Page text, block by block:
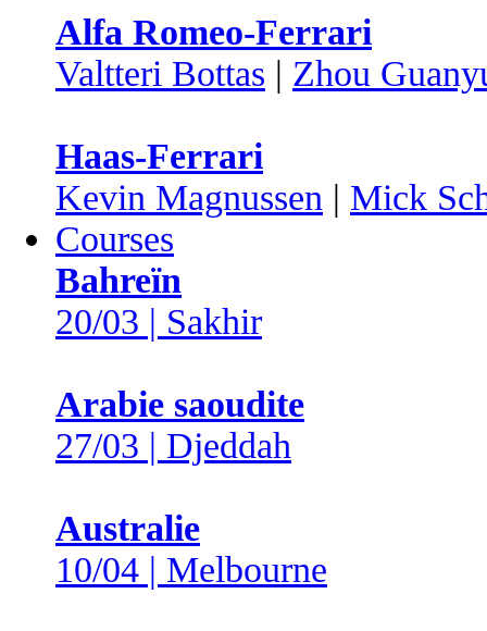
Alfa Romeo-Ferrari
Valtteri Bottas | Zhou
Haas-Ferrari
Kevin Magnussen | Mick
Courses
Bahreïn
20/03 | Sakhir
Arabie saoudite
27/03 | Djeddah
Australie
10/04 | Melbourne